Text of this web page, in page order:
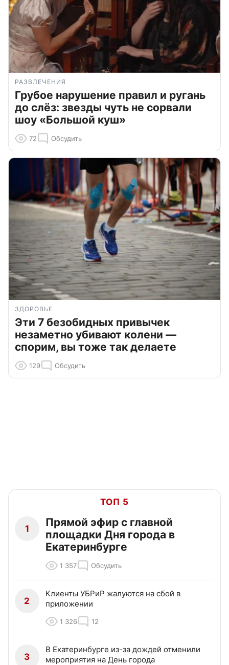
РАЗВЛЕЧЕНИЯ
Грубое нарушение правил и ругань
до слёз: звезды чуть не сорвали
шоу «Большой куш»
72 Обсудить
ЗДОРОВЬЕ
Эти 7 безобидных привычек
незаметно убивают колени —
спорим, вы тоже так делаете
129 Обсудить
ТОП 5
1
Прямой эфир с главной
площадки Дня города в
Екатеринбурге
1 357 Обсудить
2
Клиенты УБРиР жалуются на сбой в
приложении
1 326 12
3
В Екатеринбурге из-за дождей отменили
мероприятия на День города